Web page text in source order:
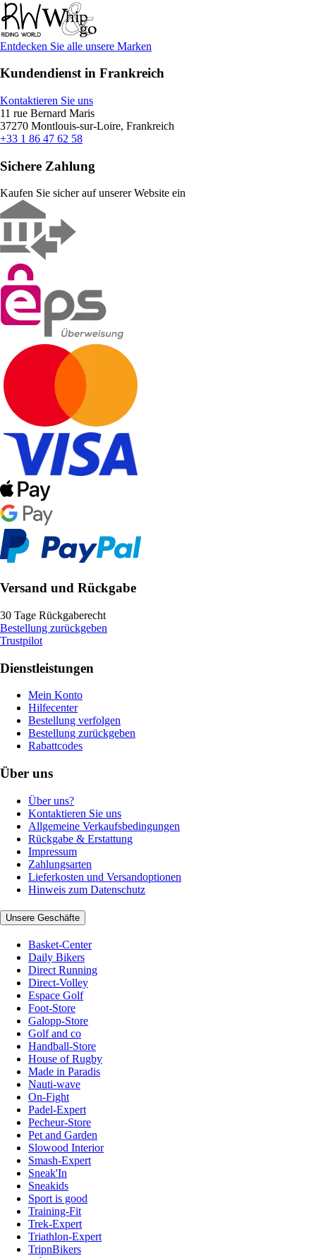
Entdecken Sie alle unsere Marken
Kundendienst in Frankreich
Kontaktieren Sie uns
11 rue Bernard Maris
37270 Montlouis-sur-Loire, Frankreich
+33 1 86 47 62 58
Sichere Zahlung
Kaufen Sie sicher auf unserer Website ein
Versand und Rückgabe
30 Tage Rückgaberecht
Bestellung zurückgeben
Trustpilot
Dienstleistungen
Mein Konto
Hilfecenter
Bestellung verfolgen
Bestellung zurückgeben
Rabattcodes
Über uns
Über uns?
Kontaktieren Sie uns
Allgemeine Verkaufsbedingungen
Rückgabe & Erstattung
Impressum
Zahlungsarten
Lieferkosten und Versandoptionen
Hinweis zum Datenschutz
Unsere Geschäfte
Basket-Center
Daily Bikers
Direct Running
Direct-Volley
Espace Golf
Foot-Store
Galopp-Store
Golf and co
Handball-Store
House of Rugby
Made in Paradis
Nauti-wave
On-Fight
Padel-Expert
Pecheur-Store
Pet and Garden
Slowood Interior
Smash-Expert
Sneak'In
Sneakids
Sport is good
Training-Fit
Trek-Expert
Triathlon-Expert
TripnBikers